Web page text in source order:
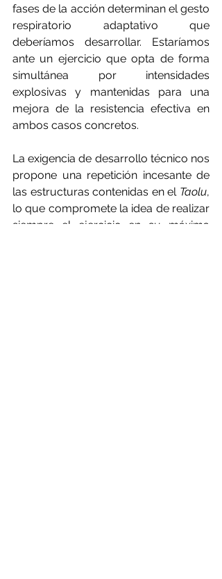
fases de la acción determinan el gesto
respiratorio adaptativo que
deberíamos desarrollar. Estaríamos
ante un ejercicio que opta de forma
simultánea por intensidades
explosivas y mantenidas para una
mejora de la resistencia efectiva en
ambos casos concretos.
La exigencia de desarrollo técnico nos
propone una repetición incesante de
las estructuras contenidas en el Taolu,
lo que compromete la idea de realizar
siempre el ejercicio en su máxima